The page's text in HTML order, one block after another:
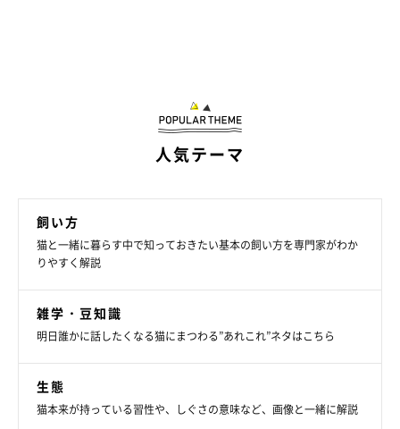
人気テーマ
飼い方
猫と一緒に暮らす中で知っておきたい基本の飼い方を専門家がわか
りやすく解説
雑学・豆知識
明日誰かに話したくなる猫にまつわる”あれこれ”ネタはこちら
生態
猫本来が持っている習性や、しぐさの意味など、画像と一緒に解説